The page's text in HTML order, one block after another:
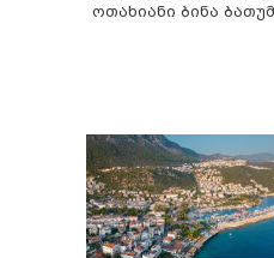
ოთახიანი ბინა